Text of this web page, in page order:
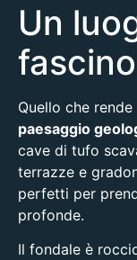
Un
Quello che
paesaggio
cave di tufo
terrazze e
perfetti per
profonde.
Il fondale è